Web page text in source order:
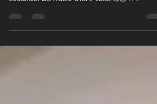
costanza! Ben fatto, avanti tutta 💪🏽 . . ...